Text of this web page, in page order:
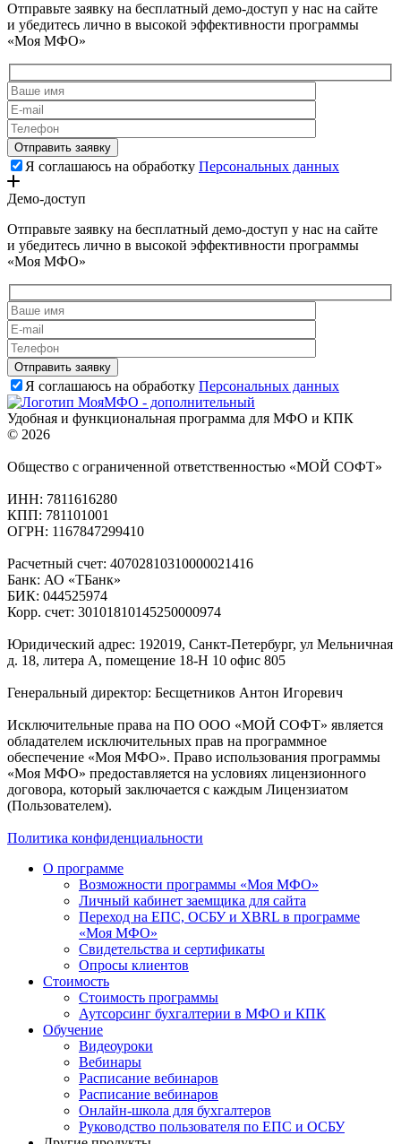
Отправьте заявку на бесплатный демо-доступ у нас на сайте
и убедитесь лично в высокой эффективности программы
«Моя МФО»
Я соглашаюсь на обработку Персональных данных
Демо-доступ
Отправьте заявку на бесплатный демо-доступ у нас на сайте
и убедитесь лично в высокой эффективности программы
«Моя МФО»
Я соглашаюсь на обработку Персональных данных
Удобная и функциональная программа для МФО и КПК
© 2026
Общество с ограниченной ответственностью «МОЙ СОФТ»
ИНН: 7811616280
КПП: 781101001
ОГРН: 1167847299410
Расчетный счет: 40702810310000021416
Банк: АО «ТБанк»
БИК: 044525974
Корр. счет: 30101810145250000974
Юридический адрес: 192019, Санкт-Петербург, ул Мельничная
д. 18, литера А, помещение 18-Н 10 офис 805
Генеральный директор: Бесщетников Антон Игоревич
Исключительные права на ПО ООО «МОЙ СОФТ» является
обладателем исключительных прав на программное
обеспечение «Моя МФО». Право использования программы
«Моя МФО» предоставляется на условиях лицензионного
договора, который заключается с каждым Лицензиатом
(Пользователем).
Политика конфиденциальности
О программе
Возможности программы «Моя МФО»
Личный кабинет заемщика для сайта
Переход на ЕПС, ОСБУ и XBRL в программе
«Моя МФО»
Свидетельства и сертификаты
Опросы клиентов
Стоимость
Стоимость программы
Аутсорсинг бухгалтерии в МФО и КПК
Обучение
Видеоуроки
Вебинары
Расписание вебинаров
Расписание вебинаров
Онлайн-школа для бухгалтеров
Руководство пользователя по ЕПС и ОСБУ